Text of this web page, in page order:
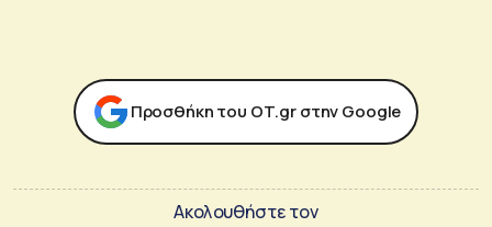
Προσθήκη του ΟΤ.gr στην Google
Ακολουθήστε τον